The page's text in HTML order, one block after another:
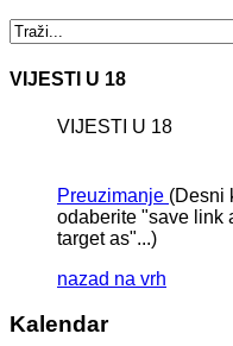
VIJESTI U 18
VIJESTI U 18
Preuzimanje (Desni
odaberite "save link
target as"...)
nazad na vrh
Kalendar